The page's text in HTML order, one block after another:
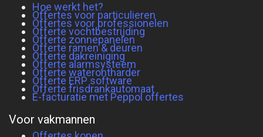
Hoe werkt het?
Offertes voor particulieren
Offertes voor professionelen
Offerte vochtbestrijding
Offerte zonnepanelen
Offerte ramen & deuren
Offerte dakreiniging
Offerte alarmsysteem
Offerte waterontharder
Offerte ERP software
Offerte frisdrankautomaat
E-facturatie met Peppol offertes
Voor vakmannen